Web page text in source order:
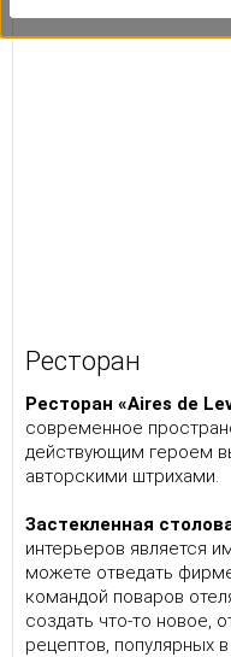
Ресторан
Ресторан «Aires de
современное
действующим героем
авторскими штрихами.
Застекленная
интерьеров является
можете отведать
командой поваров
создать что-то новое,
рецептов, популярных